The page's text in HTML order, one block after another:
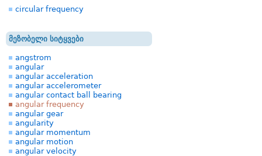
circular frequency
მეზობელი სიტყვები
angstrom
angular
angular acceleration
angular accelerometer
angular contact ball bearing
angular frequency
angular gear
angularity
angular momentum
angular motion
angular velocity